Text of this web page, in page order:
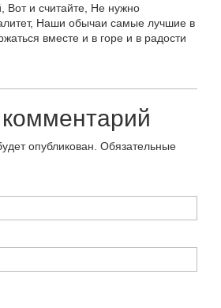
Вот и считайте, Не нужно
Наши обычаи самые лучшие в
вместе и в горе и в радости
опубликован. Обязательные